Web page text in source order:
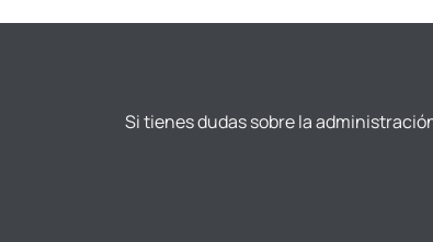
Si tienes dudas sobre la